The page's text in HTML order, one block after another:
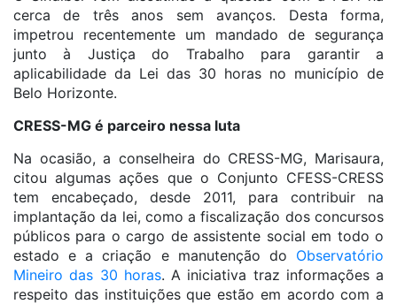
cerca de três anos sem avanços. Desta forma,
impetrou recentemente um mandado de segurança
junto à Justiça do Trabalho para garantir a
aplicabilidade da Lei das 30 horas no município de
Belo Horizonte.
CRESS-MG é parceiro nessa luta
Na ocasião, a conselheira do CRESS-MG, Marisaura,
citou algumas ações que o Conjunto CFESS-CRESS
tem encabeçado, desde 2011, para contribuir na
implantação da lei, como a fiscalização dos concursos
públicos para o cargo de assistente social em todo o
estado e a criação e manutenção do Observatório
Mineiro das 30 horas. A iniciativa traz informações a
respeito das instituições que estão em acordo com a